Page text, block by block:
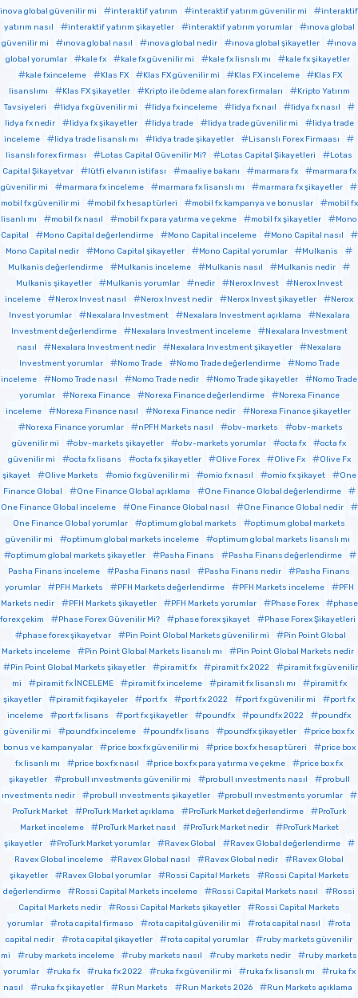
inova global güvenilir mi
interaktif yatırım interaktif yatırım güvenilir mi
interaktif
yatırım nasıl
interaktif yatırım şikayetler interaktif yatırım yorumlar
ınova global
güvenilir mi
ınova global nasıl ınova global nedir ınova global şikayetler
ınova
global yorumlar
kale fx kale fx güvenilir mi kale fx lisnslı mı
kale fx şikayetler
kale fxinceleme
Klas FX Klas FX güvenilir mi Klas FX inceleme
Klas FX
lisanslımı
Klas FX şikayetler Kripto ile ödeme alan forex firmaları
Kripto Yatırım
Tavsiyeleri
lidya fx güvenilir mi lidya fx inceleme lidya fx naıl
lidya fx nasıl
lidya fx nedir
lidya fx şikayetler lidya trade lidya trade güvenilir mi
lidya trade
inceleme
lidya trade lisanslı mı lidya trade şikayetler
Lisanslı Forex Firmaası
lisanslı forex firması
Lotas Capital Güvenilir Mi? Lotas Capital Şikayetleri
Lotas
Capital Şikayetvar
lütfi elvanın istifası maaliye bakanı marmara fx
marmara fx
güvenilir mi
marmara fx inceleme marmara fx lisanslı mı
marmara fx şikayetler
mobil fx güvenilir mi
mobil fx hesap türleri mobil fx kampanya ve bonuslar
mobil fx
lisanlı mı
mobil fx nasıl mobil fx para yatırma ve çekme mobil fx şikayetler
Mono
Capital
Mono Capital değerlendirme Mono Capital inceleme
Mono Capital nasıl
Mono Capital nedir
Mono Capital şikayetler Mono Capital yorumlar
Mulkanis
Mulkanis değerlendirme
Mulkanis inceleme Mulkanis nasıl
Mulkanis nedir
Mulkanis şikayetler
Mulkanis yorumlar nedir Nerox Invest
Nerox Invest
inceleme
Nerox Invest nasıl Nerox Invest nedir Nerox Invest şikayetler
Nerox
Invest yorumlar
Nexalara Investment Nexalara Investment açıklama
Nexalara
Investment değerlendirme
Nexalara Investment inceleme
Nexalara Investment
nasıl
Nexalara Investment nedir Nexalara Investment şikayetler
Nexalara
Investment yorumlar
Nomo Trade Nomo Trade değerlendirme
Nomo Trade
inceleme
Nomo Trade nasıl Nomo Trade nedir Nomo Trade şikayetler
Nomo Trade
yorumlar
Norexa Finance Norexa Finance değerlendirme
Norexa Finance
inceleme
Norexa Finance nasıl Norexa Finance nedir
Norexa Finance şikayetler
Norexa Finance yorumlar
nPFH Markets nasıl obv-markets
obv-markets
güvenilir mi
obv-markets şikayetler obv-markets yorumlar octa fx
octa fx
güvenilir mi
octa fx lisans octa fx şikayetler Olive Forex Olive Fx
Olive Fx
şikayet
Olive Markets omio fx güvenilir mi omio fx nasıl omio fx şikayet
One
Finance Global
One Finance Global açıklama
One Finance Global değerlendirme
One Finance Global inceleme
One Finance Global nasıl
One Finance Global nedir
One Finance Global yorumlar
optimum global markets
optimum global markets
güvenilir mi
optimum global markets inceleme
optimum global markets lisanslı mı
optimum global markets şikayetler
Pasha Finans
Pasha Finans değerlendirme
Pasha Finans inceleme
Pasha Finans nasıl Pasha Finans nedir
Pasha Finans
yorumlar
PFH Markets PFH Markets değerlendirme PFH Markets inceleme
PFH
Markets nedir
PFH Markets şikayetler PFH Markets yorumlar Phase Forex
phase
forex çekim
Phase Forex Güvenilir Mi? phase forex şikayet
Phase Forex Şikayetleri
phase forex şikayetvar
Pin Point Global Markets güvenilir mi
Pin Point Global
Markets inceleme
Pin Point Global Markets lisanslı mı
Pin Point Global Markets nedir
Pin Point Global Markets şikayetler
piramit fx piramit fx 2022
piramit fx güvenilir
mi
piramit fx İNCELEME piramit fx inceleme piramit fx lisanslı mı
piramit fx
şikayetler
piramit fxşikayeler port fx port fx 2022 port fx güvenilir mi
port fx
inceleme
port fx lisans port fx şikayetler poundfx poundfx 2022
poundfx
güvenilir mi
poundfx inceleme poundfx lisans poundfx şikayetler
price box fx
bonus ve kampanyalar
price box fx güvenilir mi price box fx hesap türeri
price box
fx lisanlı mı
price box fx nasıl price box fx para yatırma ve çekme
price box fx
şikayetler
probull ınvestments güvenilir mi probull ınvestments nasıl
probull
ınvestments nedir
probull ınvestments şikayetler
probull ınvestments yorumlar
ProTurk Market
ProTurk Market açıklama ProTurk Market değerlendirme
ProTurk
Market inceleme
ProTurk Market nasıl ProTurk Market nedir
ProTurk Market
şikayetler
ProTurk Market yorumlar Ravex Global
Ravex Global değerlendirme
Ravex Global inceleme
Ravex Global nasıl Ravex Global nedir
Ravex Global
şikayetler
Ravex Global yorumlar Rossi Capital Markets
Rossi Capital Markets
değerlendirme
Rossi Capital Markets inceleme Rossi Capital Markets nasıl
Rossi
Capital Markets nedir
Rossi Capital Markets şikayetler
Rossi Capital Markets
yorumlar
rota capital firmaso rota capital güvenilir mi rota capital nasıl
rota
capital nedir
rota capital şikayetler rota capital yorumlar
ruby markets güvenilir
mi
ruby markets inceleme ruby markets nasıl ruby markets nedir
ruby markets
yorumlar
ruka fx ruka fx 2022 ruka fx güvenilir mi ruka fx lisanslı mı
ruka fx
nasıl
ruka fx şikayetler Run Markets Run Markets 2026
Run Markets açıklama